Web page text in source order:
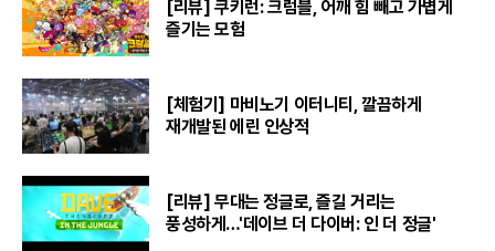
[리뷰] 쿠키런: 크럼블, 어깨 힘 빼고 가볍게
즐기는 모험
[체험기] 마비노기 이터니티, 깔끔하게
재개발된 에린 인상적
[리뷰] 무대는 정글로, 즐길 거리는
풍성하게…'데이브 더 다이버: 인 더 정글'